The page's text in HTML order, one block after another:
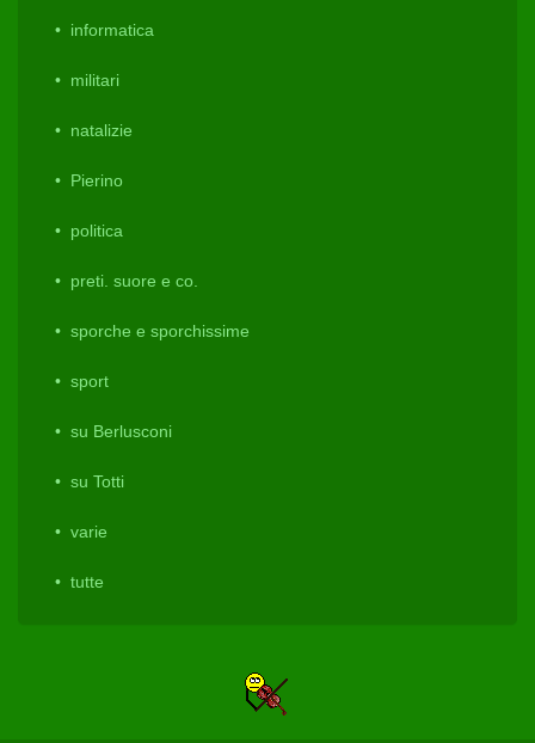
informatica
militari
natalizie
Pierino
politica
preti. suore e co.
sporche e sporchissime
sport
su Berlusconi
su Totti
varie
tutte